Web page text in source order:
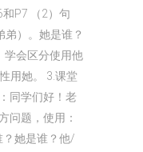
P7 （2）句
）。她是谁？
学会区分使用他
用她。 3.课堂
同学们好！老
问题，使用：
？她是谁？他/